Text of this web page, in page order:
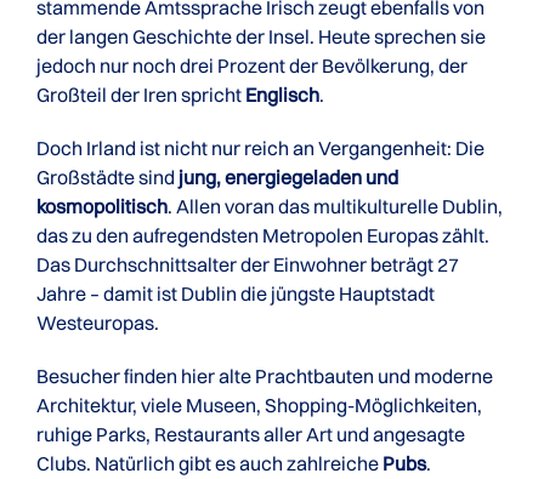
stammende Amtssprache Irisch zeugt ebenfalls von
der langen Geschichte der Insel. Heute sprechen sie
jedoch nur noch drei Prozent der Bevölkerung, der
Großteil der Iren spricht Englisch.
Doch Irland ist nicht nur reich an Vergangenheit: Die
Großstädte sind jung, energiegeladen und
kosmopolitisch. Allen voran das multikulturelle Dublin,
das zu den aufregendsten Metropolen Europas zählt.
Das Durchschnittsalter der Einwohner beträgt 27
Jahre – damit ist Dublin die jüngste Hauptstadt
Westeuropas.
Besucher finden hier alte Prachtbauten und moderne
Architektur, viele Museen, Shopping-Möglichkeiten,
ruhige Parks, Restaurants aller Art und angesagte
Clubs. Natürlich gibt es auch zahlreiche Pubs.